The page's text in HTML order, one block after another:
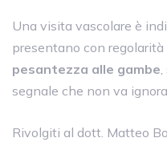
Una visita vascolare è
presentano con
pesantezza alle gambe,
segnale che non va
Rivolgiti al dott. Matteo